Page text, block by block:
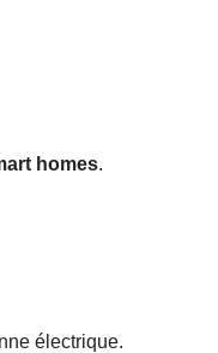
homes.
électrique.